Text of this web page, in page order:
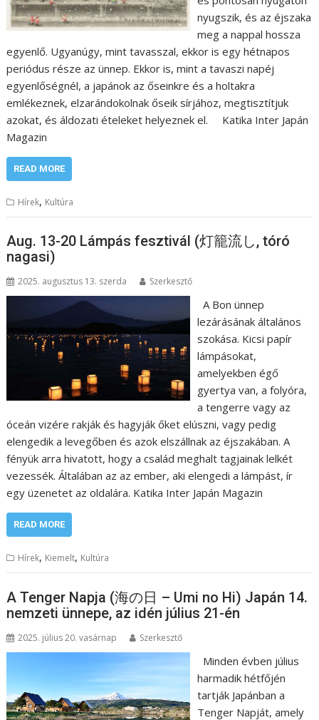
nyugszik, és az éjszaka
meg a nappal hossza
egyenlő. Ugyanúgy, mint tavasszal, ekkor is egy hétnapos
periódus része az ünnep. Ekkor is, mint a tavaszi napéj
egyenlőségnél, a japánok az őseinkre és a holtakra
emlékeznek, elzarándokolnak őseik sírjához, megtisztítjuk
azokat, és áldozati ételeket helyeznek el. Katika Inter Japán
Magazin
READ MORE
Hírek, Kultúra
Aug. 13-20 Lámpás fesztivál (灯籠流し, tóró
nagasi)
2025. augusztus 13. szerda Szerkesztő
A Bon ünnep
lezárásának általános
szokása. Kicsi papír
lámpásokat,
amelyekben égő
gyertya van, a folyóra,
a tengerre vagy az
óceán vizére rakják és hagyják őket elúszni, vagy pedig
elengedik a levegőben és azok elszállnak az éjszakában. A
fényük arra hivatott, hogy a család meghalt tagjainak lelkét
vezessék. Általában az az ember, aki elengedi a lámpást, ír
egy üzenetet az oldalára. Katika Inter Japán Magazin
READ MORE
Hírek, Kiemelt, Kultúra
A Tenger Napja (海の日 – Umi no Hi) Japán 14.
nemzeti ünnepe, az idén július 21-én
2025. július 20. vasárnap Szerkesztő
Minden évben július
harmadik hétfőjén
tartják Japánban a
Tenger Napját, amely